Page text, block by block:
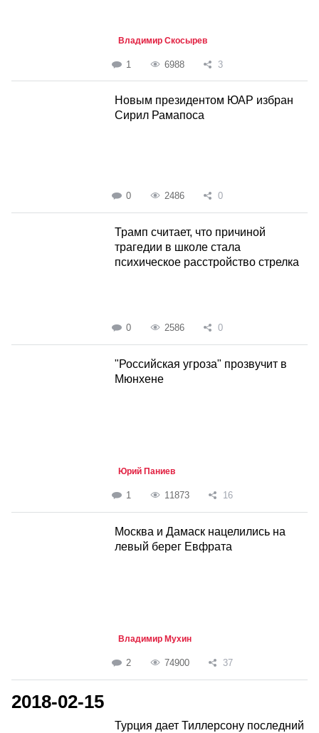
Владимир Скосырев
1 6988 3
Новым президентом ЮАР избран
Сирил Рамапоса
0 2486 0
Трамп считает, что причиной
трагедии в школе стала
психическое расстройство стрелка
0 2586 0
"Российская угроза" прозвучит в
Мюнхене
Юрий Паниев
1 11873 16
Москва и Дамаск нацелились на
левый берег Евфрата
Владимир Мухин
2 74900 37
2018-02-15
Турция дает Тиллерсону последний